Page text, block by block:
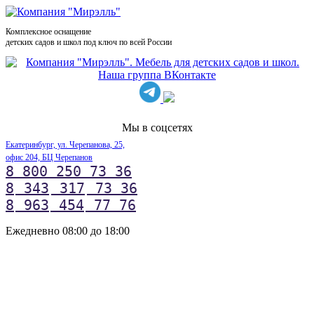
Комплексное оснащение
детских садов и школ под ключ по всей России
Мы в соцсетях
Екатеринбург, ул. Черепанова, 25,
офис 204, БЦ Черепанов
8 800 250 73 36
8
343 317
73 36
8
963 454 77 76
Ежедневно 08:00 до 18:00